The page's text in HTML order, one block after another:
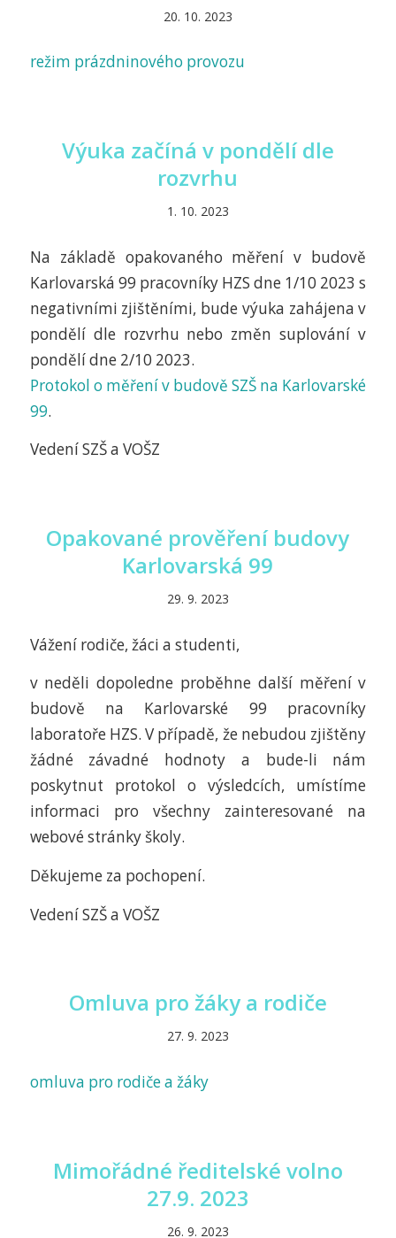
20. 10. 2023
režim prázdninového provozu
Výuka začíná v pondělí dle
rozvrhu
1. 10. 2023
Na základě opakovaného měření v budově
Karlovarská 99 pracovníky HZS dne 1/10 2023 s
negativními zjištěními, bude výuka zahájena v
pondělí dle rozvrhu nebo změn suplování v
pondělí dne 2/10 2023.
Protokol o měření v budově SZŠ na Karlovarské
99.
Vedení SZŠ a VOŠZ
Opakované prověření budovy
Karlovarská 99
29. 9. 2023
Vážení rodiče, žáci a studenti,
v neděli dopoledne proběhne další měření v
budově na Karlovarské 99 pracovníky
laboratoře HZS. V případě, že nebudou zjištěny
žádné závadné hodnoty a bude-li nám
poskytnut protokol o výsledcích, umístíme
informaci pro všechny zainteresované na
webové stránky školy.
Děkujeme za pochopení.
Vedení SZŠ a VOŠZ
Omluva pro žáky a rodiče
27. 9. 2023
omluva pro rodiče a žáky
Mimořádné ředitelské volno
27.9. 2023
26. 9. 2023